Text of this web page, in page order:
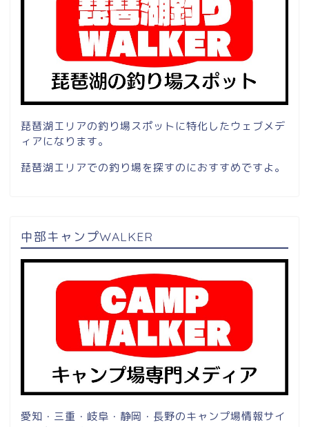
琵琶湖エリアの釣り場スポットに特化したウェブメデ
ィアになります。
琵琶湖エリアでの釣り場を探すのにおすすめですよ。
中部キャンプWALKER
愛知・三重・岐阜・静岡・長野のキャンプ場情報サイ